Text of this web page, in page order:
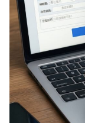
платежке